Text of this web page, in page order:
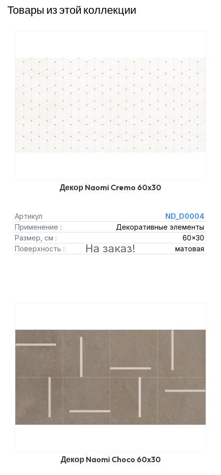
Товары из этой коллекции
Декор Naomi Cremo 60x30
Артикул
ND_D0004
Применение :
Декоративные элементы
Размер, см :
60x30
Поверхность :
матовая
На заказ!
Декор Naomi Choco 60x30